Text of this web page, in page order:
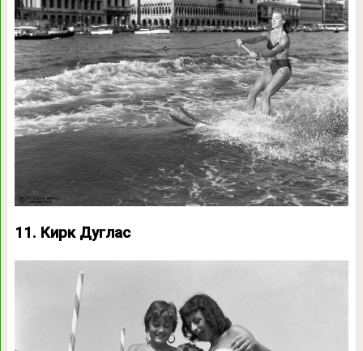
11. Кирк Дуглас